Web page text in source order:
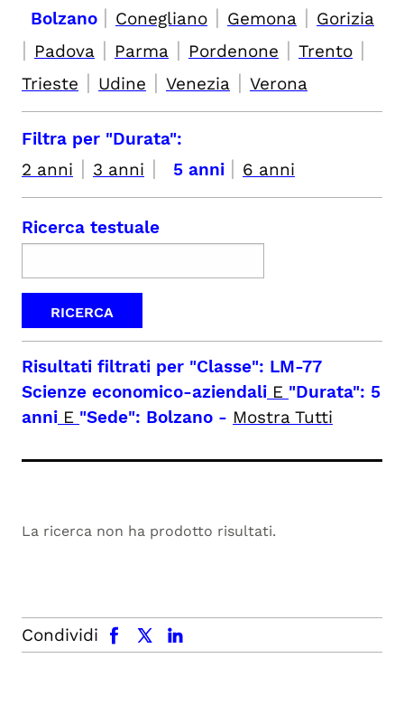
Bolzano | Conegliano | Gemona | Gorizia
| Padova | Parma | Pordenone | Trento |
Trieste | Udine | Venezia | Verona
Filtra per "Durata":
2 anni | 3 anni | 5 anni | 6 anni
Ricerca testuale
Risultati filtrati per "Classe": LM-77
Scienze economico-aziendali E "Durata": 5
anni E "Sede": Bolzano - Mostra Tutti
La ricerca non ha prodotto risultati.
Condividi
facebook x.com linkedin